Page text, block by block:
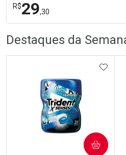
R$29,30
Laboratório
Por Menos
Destaques da
COMPRAR